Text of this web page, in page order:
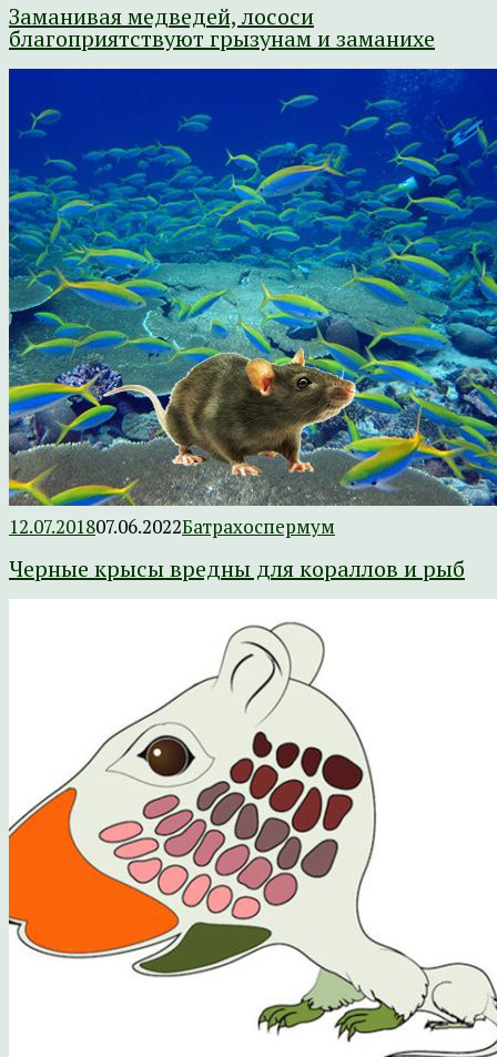
Заманивая медведей, лососи
благоприятствуют грызунам и заманихе
12.07.201807.06.2022Батрахоспермум
Черные крысы вредны для кораллов и рыб